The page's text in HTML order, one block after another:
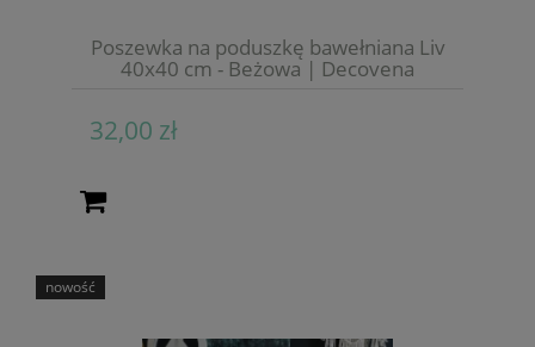
Poszewka na poduszkę bawełniana Liv
40x40 cm - Beżowa | Decovena
32,00 zł
nowość